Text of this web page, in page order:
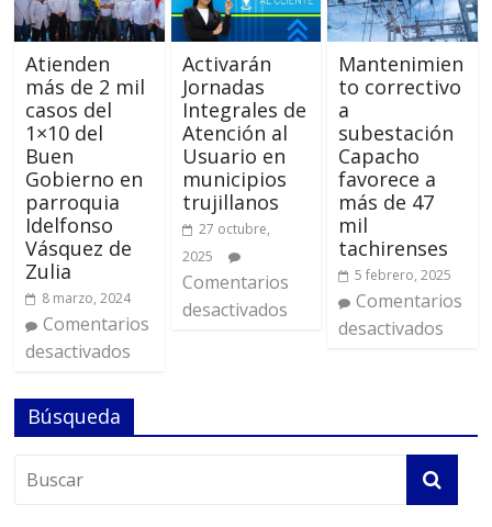
Atienden
más de 2 mil
casos del
1×10 del
Buen
Gobierno en
parroquia
Idelfonso
Vásquez de
Zulia
8 marzo, 2024
Comentarios
desactivados
Activarán
Jornadas
Integrales de
Atención al
Usuario en
municipios
trujillanos
27 octubre,
2025
Comentarios
desactivados
Mantenimien
to correctivo
a
subestación
Capacho
favorece a
más de 47
mil
tachirenses
5 febrero, 2025
Comentarios
desactivados
Búsqueda